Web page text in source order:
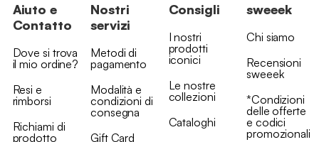
Aiuto e
Contatto
Dove si trova
il mio ordine?
Resi e
rimborsi
Richiami di
prodotto
Nostri
servizi
Metodi di
pagamento
Modalità e
condizioni di
consegna
Gift Card
Consigli
I nostri
prodotti
iconici
Le nostre
collezioni
Cataloghi
sweeek
Chi siamo
Recensioni
sweeek
*Condizioni
delle offerte
e codici
promozionali